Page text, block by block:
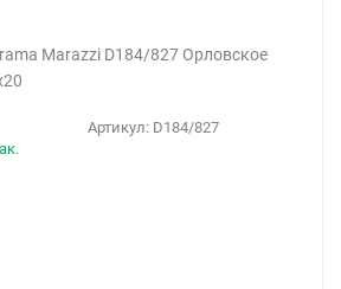
Marazzi D184/827 Орловское
Артикул: D184/827